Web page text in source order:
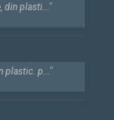
din plasti..."
plastic. p..."